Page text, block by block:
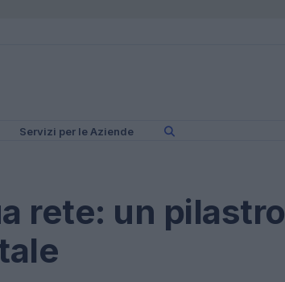
Servizi per le Aziende
rete: un pilastro